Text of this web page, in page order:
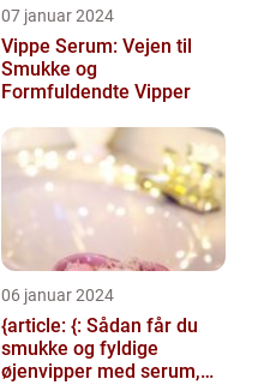
07 januar 2024
Vippe Serum: Vejen til
Smukke og
Formfuldendte Vipper
06 januar 2024
{article: {: Sådan får du
smukke og fyldige
øjenvipper med serum,